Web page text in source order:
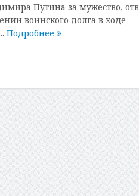
Путина за мужество,
воинского долга в ходе
Подробнее